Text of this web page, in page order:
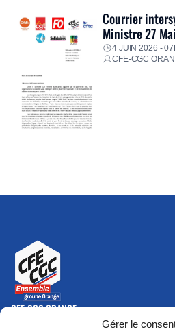
Gérer le
Courrier
Ministre 27
4 JUIN 2026 -
CFE-CGC
CFE-CGC ORANGE
10-12 rue Saint Amand, 75015 Paris